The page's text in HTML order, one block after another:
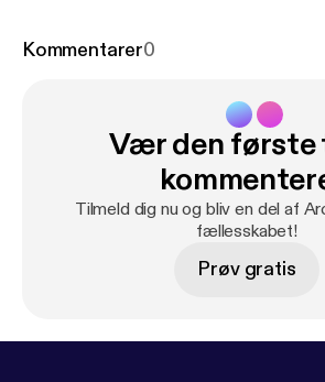
announcement, Tekken x Street
Call of Duty, Binding of Isaac DLC,
new fighter, Rock Band, Fallout 4,
Catalyst and more!
Kommentarer0
Vær den første
Tilmeld dig nu og bliv en del af
fællesskabet!
Prøv gratis